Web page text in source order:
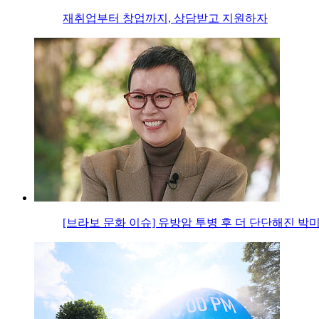
재취업부터 창업까지, 상담받고 지원하자
[브라보 문화 이슈] 유방암 투병 후 더 단단해진 박